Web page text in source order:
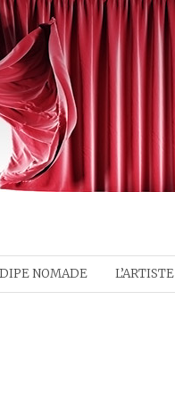
NOMADE L’ARTISTE